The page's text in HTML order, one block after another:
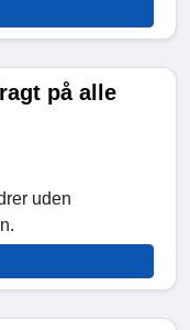
på alle
uden